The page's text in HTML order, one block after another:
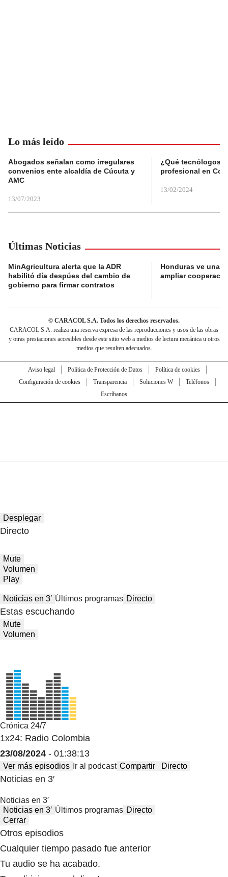
Lo más leído
Abogados señalan como irregulares
convenios ente alcaldía de Cúcuta y
AMC
13/07/2023
¿Qué tecnólogos
profesional en
13/02/2024
Últimas Noticias
MinAgricultura alerta que la ADR
habilitó día despúes del cambio de
gobierno para firmar contratos
Honduras ve una
ampliar
© CARACOL S.A. Todos los derechos reservados.
CARACOL S.A. realiza una reserva expresa de las reproducciones y usos de las obras
y otras prestaciones accesibles desde este sitio web a medios de lectura mecánica u otros
medios que resulten adecuados.
Aviso legal Política de Protección de Datos
Política de cookies
Configuración de cookies
Transparencia Soluciones W
Teléfonos
Escríbanos
Desplegar
Directo
Mute
Volumen
Play
Noticias en 3′ Últimos programas Directo
Estas escuchando
Mute
Volumen
Crónica 24/7
1x24: Radio Colombia
23/08/2024 - 01:38:13
Ver más episodios Ir al podcast Compartir Directo
Noticias en 3′
Noticias en 3′
Noticias en 3′ Últimos programas Directo
Cerrar
Otros episodios
Cualquier tiempo pasado fue anterior
Tu audio se ha acabado.